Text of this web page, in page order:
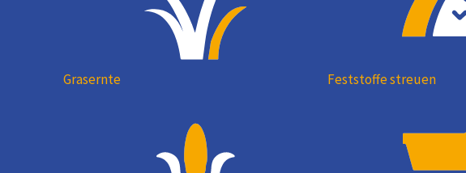
Grasernte Feststoffe streuen